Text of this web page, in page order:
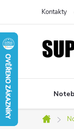
obsah
Kontakty
Domů